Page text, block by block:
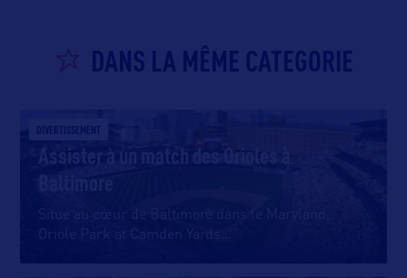
DANS LA MÊME CATEGORIE
DIVERTISSEMENT
Assister à un match des Orioles à
Situé au cœur de Baltimore dans le Maryland,